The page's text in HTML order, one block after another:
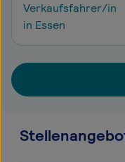
Verkaufsfahrer/in
in Essen